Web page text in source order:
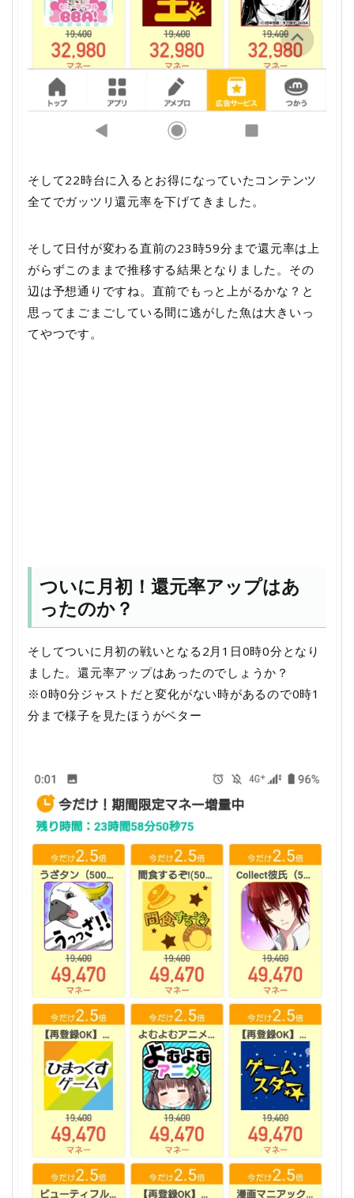
そして22時台に入るとお得になっていたコンテンツ
全てでガッツリ還元率を下げてきました。
そして日付が変わる直前の23時59分まで還元率は上
がらずこのままで推移する結果となりました。その
辺は予想通りですね。直前でもっと上がるかな？と
思ってまごまごしている間に逃がした魚は大きいっ
てやつです。
ついに月初！還元率アップはあ
ったのか？
そしてついに月初の戦いとなる2月1日0時0分となり
ました。還元率アップはあったのでしょうか？
※0時0分ジャストだと変化がない時があるので0時1
分まで様子を見たほうがベター